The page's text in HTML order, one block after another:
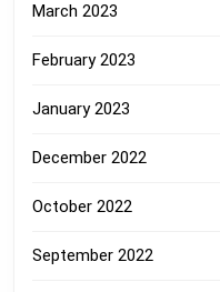
March 2023
February 2023
January 2023
December 2022
October 2022
September 2022